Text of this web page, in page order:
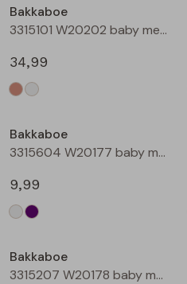
Gilet spencers
Jackjes
Blazers
Bermuda's
Leggings
Rokken
T-shirts lange mouw
Tops
Vesten
Bakkaboe
3315101 W20202 baby meisjes buiten jack Taupe
34,99
Bakkaboe
3315604 W20177 baby meisjes T-shirt lm Cream
9,99
Bakkaboe
3315207 W20178 baby meisjes lange broek Marine